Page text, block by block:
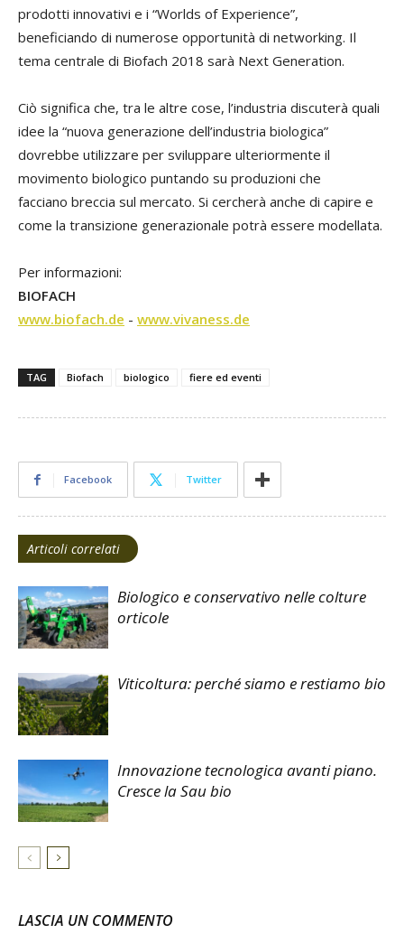
prodotti innovativi e i “Worlds of Experience”,
beneficiando di numerose opportunità di networking. Il
tema centrale di Biofach 2018 sarà Next Generation.
Ciò significa che, tra le altre cose, l’industria discuterà quali
idee la “nuova generazione dell’industria biologica”
dovrebbe utilizzare per sviluppare ulteriormente il
movimento biologico puntando su produzioni che
facciano breccia sul mercato. Si cercherà anche di capire e
come la transizione generazionale potrà essere modellata.
Per informazioni:
BIOFACH
www.biofach.de - www.vivaness.de
TAG Biofach biologico fiere ed eventi
Facebook Twitter
Articoli correlati
Biologico e conservativo nelle colture
orticole
Viticoltura: perché siamo e restiamo bio
Innovazione tecnologica avanti piano.
Cresce la Sau bio
LASCIA UN COMMENTO